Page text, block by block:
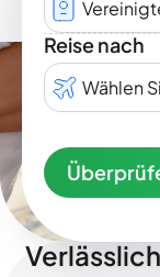
Reise nach
Wählen